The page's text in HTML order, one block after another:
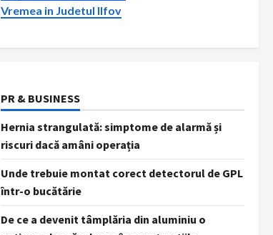
Vremea in Judetul Ilfov
PR & BUSINESS
Hernia strangulată: simptome de alarmă și
riscuri dacă amâni operația
Unde trebuie montat corect detectorul de GPL
într-o bucătărie
De ce a devenit tâmplăria din aluminiu o